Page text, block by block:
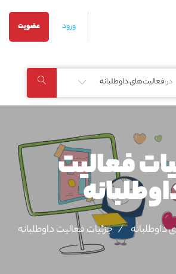
ورود عضویت
در:فعالیت‌های داوطلبانه
فعالیت‌
داوطلبانه جزئیات فعالیت‌ داوطلبانه